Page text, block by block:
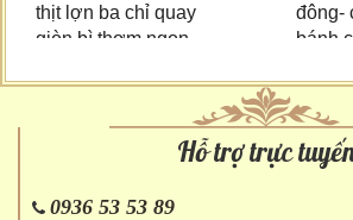
thịt lợn ba chỉ quay
giòn bì thơm ngon
đông-
bánh
Hỗ trợ trực
0936 53 53 89